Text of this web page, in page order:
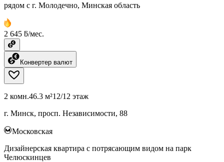
рядом с г. Молодечно, Минская область
2 645 ƃ/мес.
Конвертер валют
2 комн.46.3 м²12/12 этаж
г. Минск, просп. Независимости, 88
Московская
Дизайнерская квартира с потрясающим видом на парк
Челюскинцев